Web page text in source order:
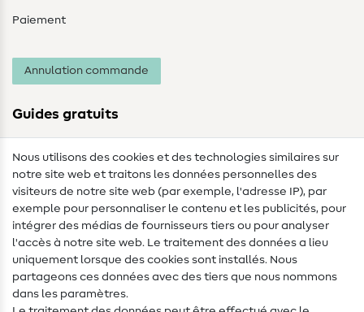
Paiement
Annulation commande
Guides gratuits
Lexique de couture
Tutos de couture
Aide & contact
Contact
Changement de propriétaire
Nous utilisons des cookies et des technologies similaires sur
notre site web et traitons les données personnelles des
visiteurs de notre site web (par exemple, l'adresse IP), par
exemple pour personnaliser le contenu et les publicités, pour
intégrer des médias de fournisseurs tiers ou pour analyser
l'accès à notre site web. Le traitement des données a lieu
uniquement lorsque des cookies sont installés. Nous
partageons ces données avec des tiers que nous nommons
dans les paramètres.